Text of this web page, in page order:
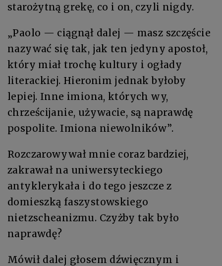
starożytną grekę, co i on, czyli nigdy.
„Paolo — ciągnął dalej — masz szczęście
nazywać się tak, jak ten jedyny apostoł,
który miał trochę kultury i ogłady
literackiej. Hieronim jednak byłoby
lepiej. Inne imiona, których wy,
chrześcijanie, używacie, są naprawdę
pospolite. Imiona niewolników”.
Rozczarowywał mnie coraz bardziej,
zakrawał na uniwersyteckiego
antyklerykała i do tego jeszcze z
domieszką faszystowskiego
nietzscheanizmu. Czyżby tak było
naprawdę?
Mówił dalej głosem dźwięcznym i